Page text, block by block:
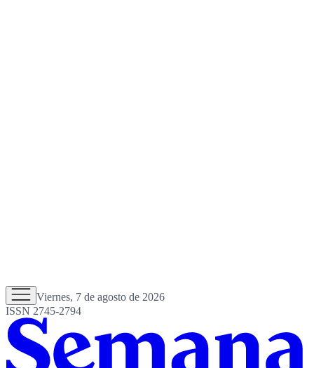
Viernes, 7 de agosto de 2026
ISSN 2745-2794